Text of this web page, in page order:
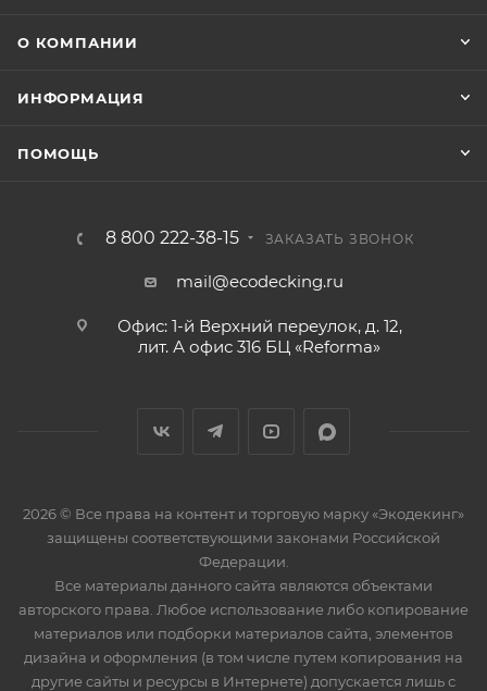
О КОМПАНИИ
ИНФОРМАЦИЯ
ПОМОЩЬ
8 800 222-38-15 ЗАКАЗАТЬ ЗВОНОК
mail@ecodecking.ru
Офис: 1-й Верхний переулок, д. 12,
лит. А офис 316 БЦ «Reforma»
2026 © Все права на контент и торговую марку «Экодекинг»
защищены соответствующими законами Российской
Федерации.
Все материалы данного сайта являются объектами
авторского права. Любое использование либо копирование
материалов или подборки материалов сайта, элементов
дизайна и оформления (в том числе путем копирования на
другие сайты и ресурсы в Интернете) допускается лишь с